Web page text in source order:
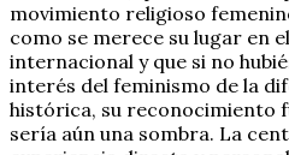
movimiento religioso
como se merece su lugar en
internacional y que si no
interés del feminismo de la
histórica, su reconocimiento
sería aún una sombra. La